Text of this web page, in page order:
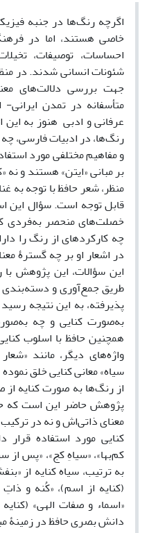
اگرچه رنگ‌ها در جنبه
خاصی هستند، اما در
احساسات، توصیفات،
شئونات انسانی شدند. در
جهت بررسی دلالت‌های
متأسفانه در تمدن
عرفانی و ادبی هنوز به
رنگ‌ها، در ادبیات فارسی،
و مفاهیم مختلفی مورد
بر مبانی «ایتن» هستند و نه
منظر، شعر حافظ با توجه به
قابل توجه است. سؤال این
خصلت‌های منحصر به‌فردی
چه کارکردهای از رنگ را
در اشعار او بر چه گسترۀ
‌این سؤالات، این پژوهش
طریق جمع‌آوری و
پذیرفته، به این نتیجه
به‌صورت کنایی و چه
همچنین حافظ با اسلوب
واژه‌های دیگر، مانند
سیاه» معانی کنایی خلق
از رنگ‌ها به صورت کنایه
پژوهش حاضر این است که
معنای ذاتی‌اش و نه در
کنایی مورد استفاده
کم‌بها»، «سیاهِ کج»، «پس از
به ترتیب، سیاه کنایه از
(کنایه از اسم)، «کُنه و
«اسماء و صفات الهی»
دانش بصری حافظ در زمینۀ